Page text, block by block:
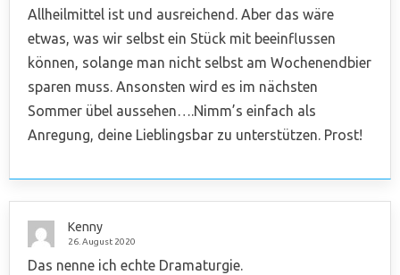
Allheilmittel ist und ausreichend. Aber das wäre
etwas, was wir selbst ein Stück mit beeinflussen
können, solange man nicht selbst am Wochenendbier
sparen muss. Ansonsten wird es im nächsten
Sommer übel aussehen….Nimm’s einfach als
Anregung, deine Lieblingsbar zu unterstützen. Prost!
Kenny
26. August 2020
Das nenne ich echte Dramaturgie.